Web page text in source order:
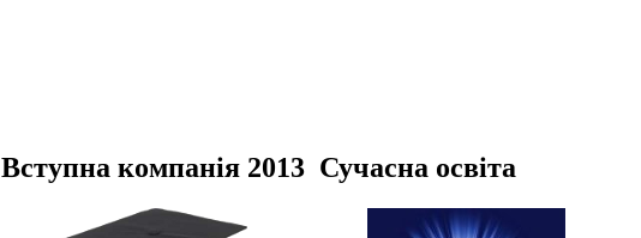
Вступна компанія 2013 Сучасна освіта